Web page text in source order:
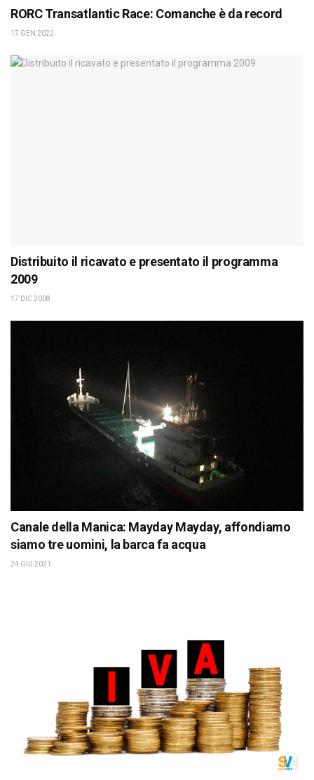
RORC Transatlantic Race: Comanche è da record
17 GEN 2022
Distribuito il ricavato e presentato il programma
2009
17 DIC 2008
Canale della Manica: Mayday Mayday, affondiamo
siamo tre uomini, la barca fa acqua
24 GIU 2021